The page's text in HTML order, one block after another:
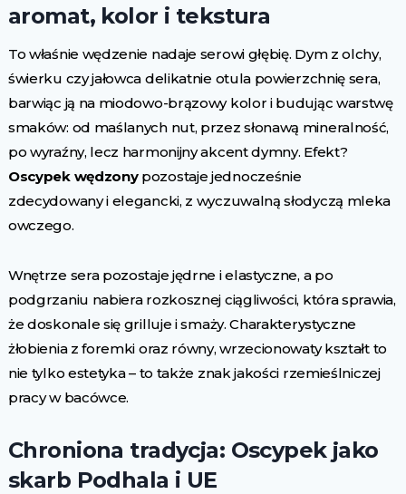
aromat, kolor i tekstura
To właśnie wędzenie nadaje serowi głębię. Dym z olchy,
świerku czy jałowca delikatnie otula powierzchnię sera,
barwiąc ją na miodowo-brązowy kolor i budując warstwę
smaków: od maślanych nut, przez słonawą mineralność,
po wyraźny, lecz harmonijny akcent dymny. Efekt?
Oscypek wędzonypozostaje jednocześnie
zdecydowany i elegancki, z wyczuwalną słodyczą mleka
owczego.
Wnętrze sera pozostaje jędrne i elastyczne, a po
podgrzaniu nabiera rozkosznej ciągliwości, która sprawia,
że doskonale się grilluje i smaży. Charakterystyczne
żłobienia z foremki oraz równy, wrzecionowaty kształt to
nie tylko estetyka – to także znak jakości rzemieślniczej
pracy w bacówce.
Chroniona tradycja: Oscypek jako
skarb Podhala i UE